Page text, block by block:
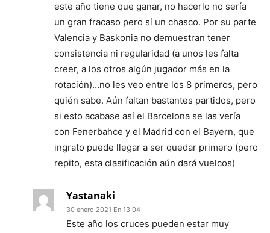
este año tiene que ganar, no hacerlo no sería
un gran fracaso pero sí un chasco. Por su parte
Valencia y Baskonia no demuestran tener
consistencia ni regularidad (a unos les falta
creer, a los otros algún jugador más en la
rotación)…no les veo entre los 8 primeros, pero
quién sabe. Aún faltan bastantes partidos, pero
si esto acabase así el Barcelona se las vería
con Fenerbahce y el Madrid con el Bayern, que
ingrato puede llegar a ser quedar primero (pero
repito, esta clasificación aún dará vuelcos)
Yastanaki
30 enero 2021 En 13:04
Este año los cruces pueden estar muy